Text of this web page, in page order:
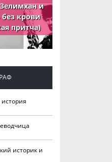
и
без крови
притча)
историк и